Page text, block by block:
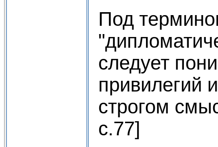
Под
следует
привилегий
строгом
c.77]